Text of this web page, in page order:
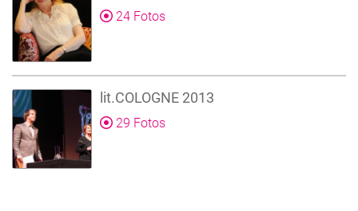
24 Fotos
lit.COLOGNE 2013
29 Fotos